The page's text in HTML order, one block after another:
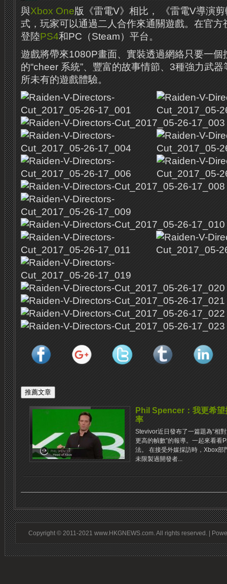
與Xbox One版《雷電V》相比， 《雷電V導演
式，玩家可以通過二人合作來通關遊戲。在官方
登陸PS4和PC（Steam）平台。
遊戲將帶來1080P畫面、實裝透過網絡只要一個
的“cheer 系統”、豐富的故事情節、3種強力武
所未有的遊戲體驗。
Phil Spencer：我更希
率
Stevivor近日發布了一篇題為“相
更高的幀數”的報導。一起來看看
法。 在接受外媒採訪時，Xbox部
未限製過開發者...
Copyright © 2011-2021 www.HKGNEWS.com. All rights reserved. |